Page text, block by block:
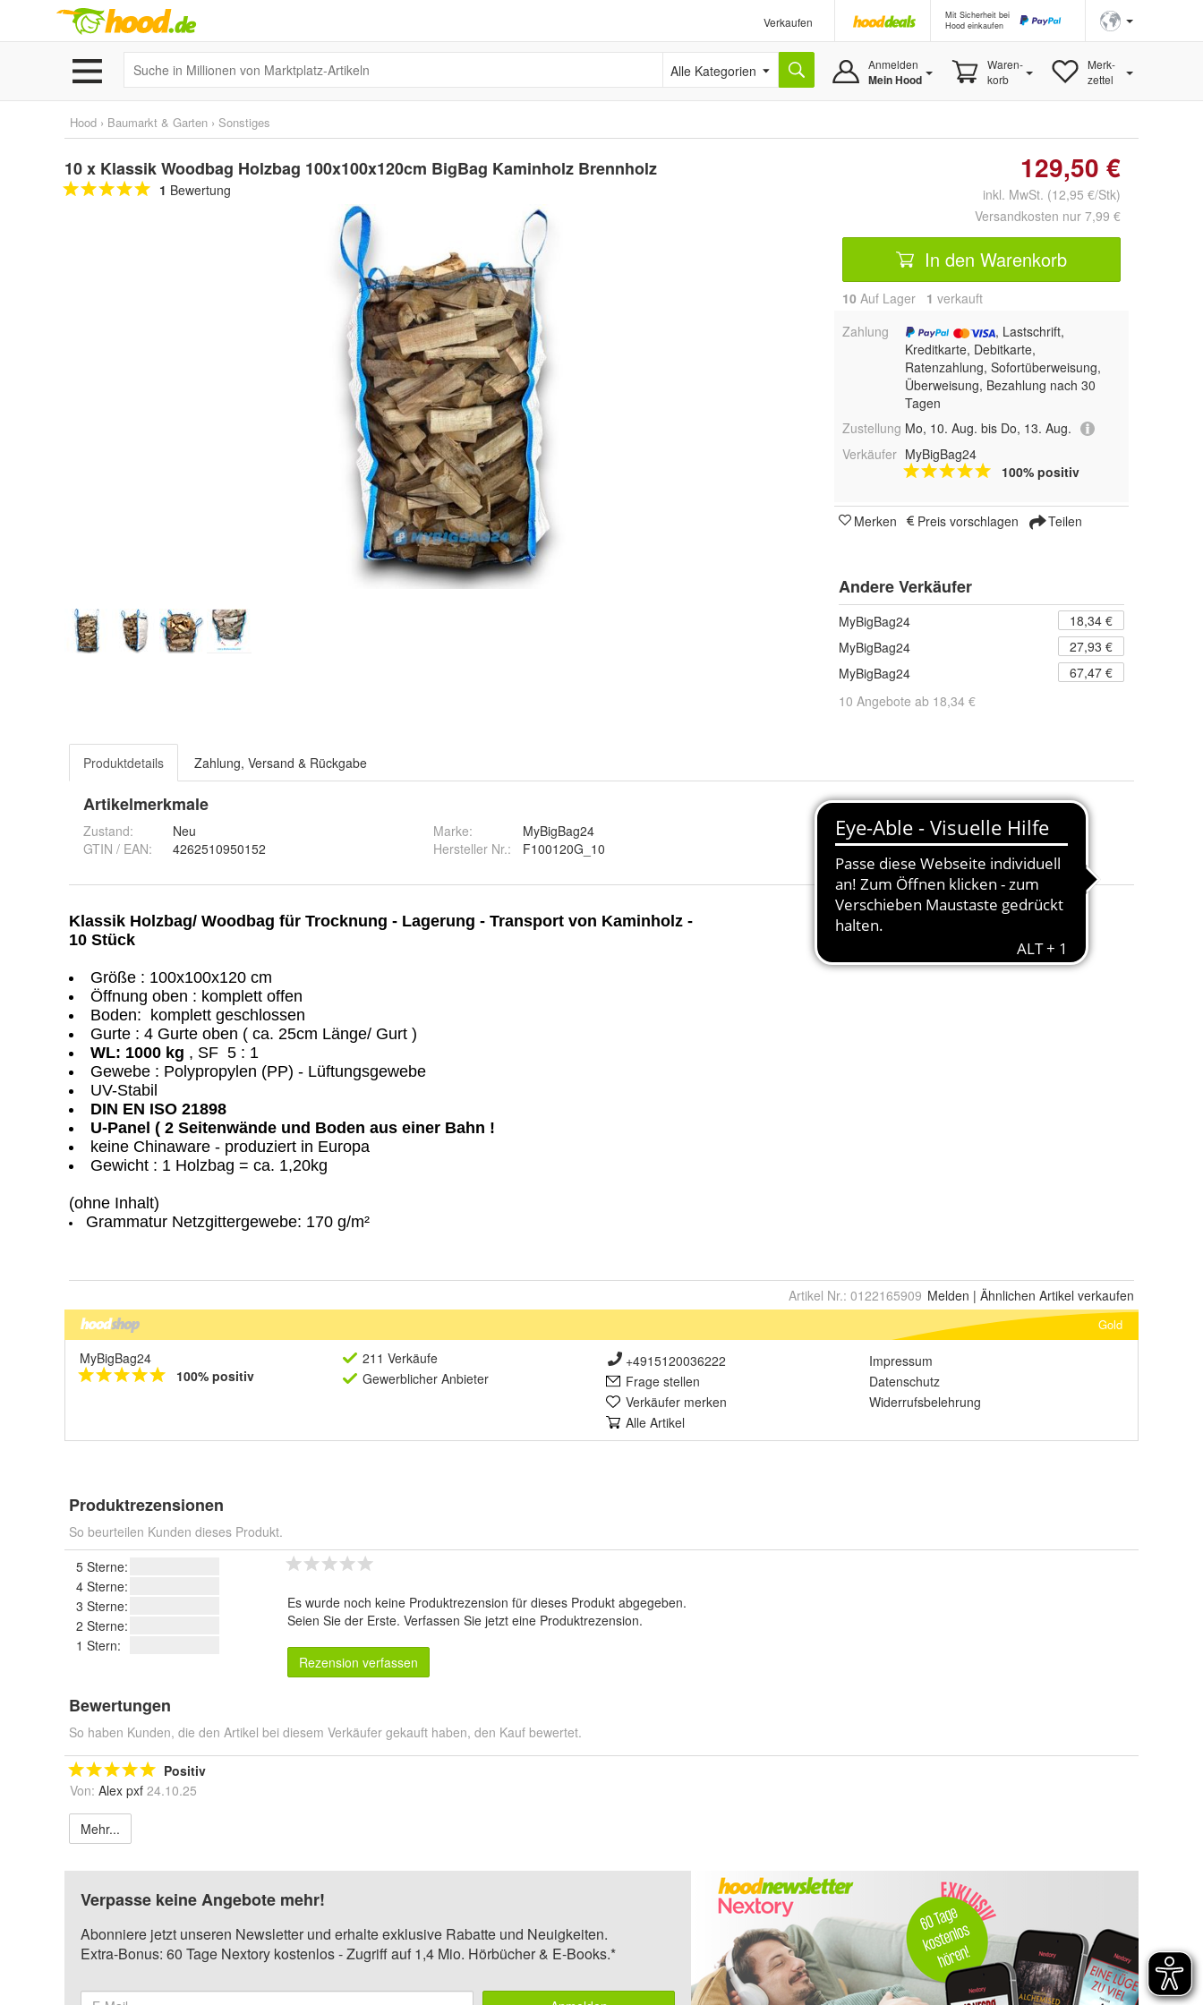
Verkaufen
Mit Sicherheit bei
Hood einkaufen
Alle Kategorien Anmelden
Mein Hood
Waren-
korb
Merk-
zettel
Hood › Baumarkt & Garten › Sonstiges
10 x Klassik Woodbag Holzbag 100x100x120cm BigBag Kaminholz Brennholz
1 Bewertung
129,50 €
inkl. MwSt. (12,95 €/Stk)
Versandkosten nur 7,99 €
In den Warenkorb
10 Auf Lager 1 verkauft
Zahlung
, Lastschrift,
Kreditkarte, Debitkarte,
Ratenzahlung, Sofortüberweisung,
Überweisung, Bezahlung nach 30
Tagen
Zustellung Mo, 10. Aug. bis Do, 13. Aug.
Verkäufer MyBigBag24
100% positiv
Merken Preis vorschlagen Teilen
Andere Verkäufer
MyBigBag24
18,34 €
MyBigBag24
27,93 €
MyBigBag24
67,47 €
10 Angebote ab 18,34 €
Produktdetails Zahlung, Versand & Rückgabe
Artikelmerkmale
Zustand:
Neu
GTIN / EAN:
4262510950152
Marke:
MyBigBag24
Hersteller Nr.:
F100120G_10
Artikel Nr.: 0122165909 Melden | Ähnlichen Artikel verkaufen
Gold
MyBigBag24
100% positiv
211 Verkäufe
Gewerblicher Anbieter
+4915120036222
Frage stellen
Verkäufer merken
Alle Artikel
Impressum
Datenschutz
Widerrufsbelehrung
Produktrezensionen
So beurteilen Kunden dieses Produkt.
5 Sterne:
4 Sterne:
3 Sterne:
2 Sterne:
1 Stern:
Es wurde noch keine Produktrezension für dieses Produkt abgegeben.
Seien Sie der Erste. Verfassen Sie jetzt eine Produktrezension.
Rezension verfassen
Bewertungen
So haben Kunden, die den Artikel bei diesem Verkäufer gekauft haben, den Kauf bewertet.
Positiv
Von: Alex pxf 24.10.25
Mehr...
Verpasse keine Angebote mehr!
Abonniere jetzt unseren Newsletter und erhalte exklusive Rabatte und Neuigkeiten.
Extra-Bonus: 60 Tage Nextory kostenlos - Zugriff auf 1,4 Mio. Hörbücher & E-Books.*